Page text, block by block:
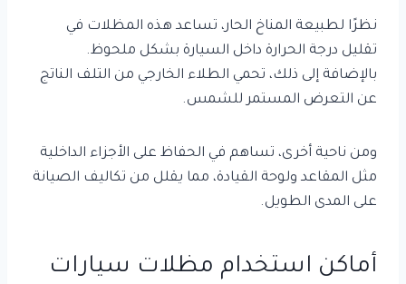
نظرًا لطبيعة المناخ الحار، تساعد هذه المظلات في
تقليل درجة الحرارة داخل السيارة بشكل ملحوظ.
بالإضافة إلى ذلك، تحمي الطلاء الخارجي من التلف الناتج
عن التعرض المستمر للشمس.
ومن ناحية أخرى، تساهم في الحفاظ على الأجزاء الداخلية
مثل المقاعد ولوحة القيادة، مما يقلل من تكاليف الصيانة
على المدى الطويل.
أماكن استخدام مظلات سيارات